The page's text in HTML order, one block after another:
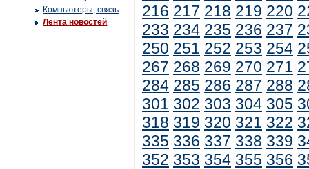
Компьютеры, связь
Лента новостей
216 217 218 219 220
233 234 235 236 237
250 251 252 253 254
267 268 269 270 271
284 285 286 287 288
301 302 303 304 305
318 319 320 321 322
335 336 337 338 339
352 353 354 355 356